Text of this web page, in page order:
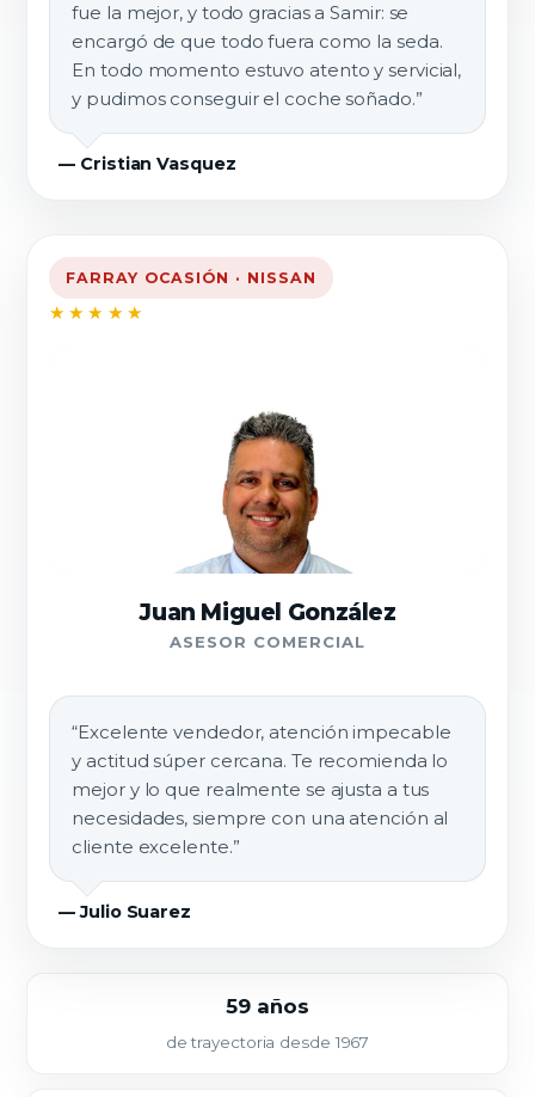
fue la mejor, y todo gracias a Samir: se
encargó de que todo fuera como la seda.
En todo momento estuvo atento y servicial,
y pudimos conseguir el coche soñado.”
— Cristian Vasquez
FARRAY OCASIÓN · NISSAN
★★★★★
Juan Miguel González
ASESOR COMERCIAL
“Excelente vendedor, atención impecable
y actitud súper cercana. Te recomienda lo
mejor y lo que realmente se ajusta a tus
necesidades, siempre con una atención al
cliente excelente.”
— Julio Suarez
59 años
de trayectoria desde 1967